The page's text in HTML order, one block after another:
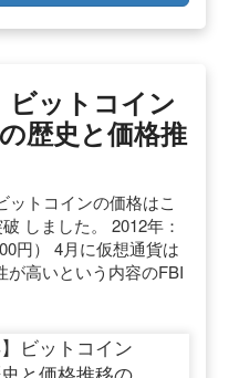
ビットコイン
歴史と価格推
ットコインの価格はこ
しました。 2012年：
円） 4月に仮想通貨は
が高いという内容のFBI